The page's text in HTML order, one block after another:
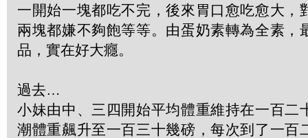
一開始一塊都吃不完，後來胃口愈吃愈大，
兩塊都嫌不夠飽等等。由蛋奶素轉為全素，
品，實在好大癮。
過去…
小妹由中、三四開始平均體重維持在一百二
潮體重飆升至一百三十幾磅，每次到了一百